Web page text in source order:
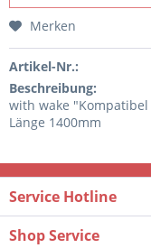
Merken
Artikel-Nr.:
Beschreibung:
with wake
Länge 1400mm
Service Hotline
Shop Service